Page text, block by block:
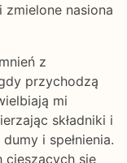
nasiona
z
przychodzą
mi
składniki i
i spełnienia.
cieszących się